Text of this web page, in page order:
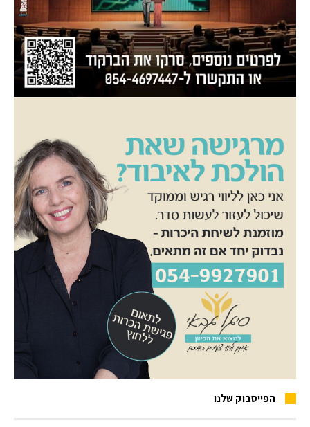
הפייסבוק שלנו